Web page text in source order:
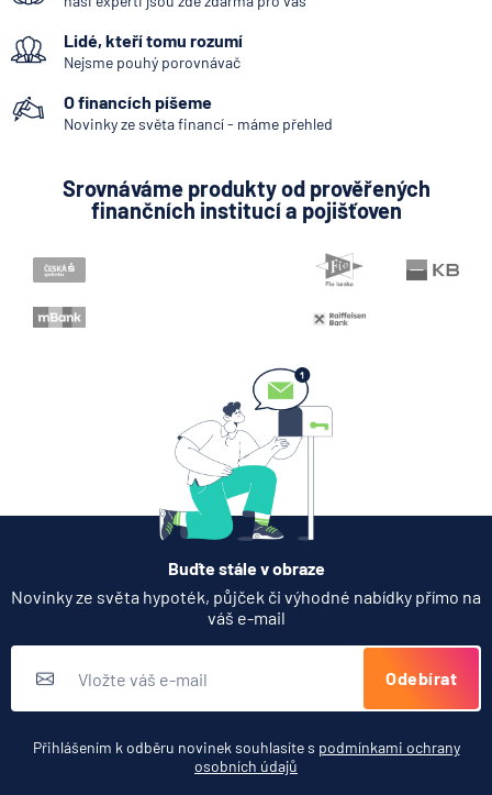
Lidé, kteří tomu rozumí
Nejsme pouhý porovnávač
O financích píšeme
Novinky ze světa financí - máme přehled
Srovnáváme produkty od prověřených
finančních institucí a pojišťoven
Buďte stále v obraze
Novinky ze světa hypoték, půjček či výhodné nabídky přímo na
váš e-mail
Odebírat
Přihlášením k odběru novinek souhlasíte s podmínkami ochrany
osobních údajů